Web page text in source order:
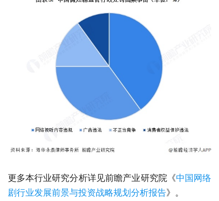
更多本行业研究分析详见前瞻产业研究院《中国网络
剧行业发展前景与投资战略规划分析报告》。